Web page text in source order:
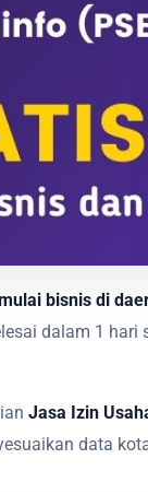
bisnis di
dalam 1
Jasa Izin
data